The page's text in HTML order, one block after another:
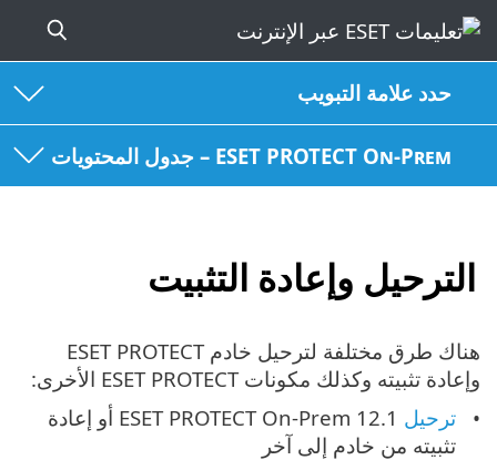
حدد علامة التبويب
ESET PROTECT On-Prem – جدول المحتويات
الترحيل وإعادة التثبيت
هناك طرق مختلفة لترحيل خادم ESET PROTECT
وإعادة تثبيته وكذلك مكونات ESET PROTECT الأخرى:
ترحيل
ESET PROTECT On-Prem 12.1 أو إعادة
تثبيته من خادم إلى آخر